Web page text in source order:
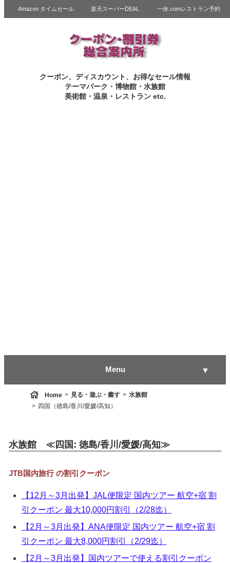
Amazon タイムセール 楽天スーパーDEAL 一休.comレストラン予約
クーポン、ディスカウント、お得なセール情報
テーマパーク・博物館・水族館
美術館・温泉・レストラン etc.
Menu ▼
▼
house Home 見る・遊ぶ・癒す
水族館
四国（徳島/香川/愛媛/高知）
水族館 ≪四国: 徳島/香川/愛媛/高知≫
JTB国内旅行 の割引クーポン
【12月～3月出発】JAL便限定 国内ツアー 航空+宿 割
引クーポン 最大10,000円割引（2/28迄）
【2月～3月出発】ANA便限定 国内ツアー 航空+宿 割
引クーポン 最大8,000円割引（2/29迄）
【2月～3月出発】国内ツアーで使える割引クーポン